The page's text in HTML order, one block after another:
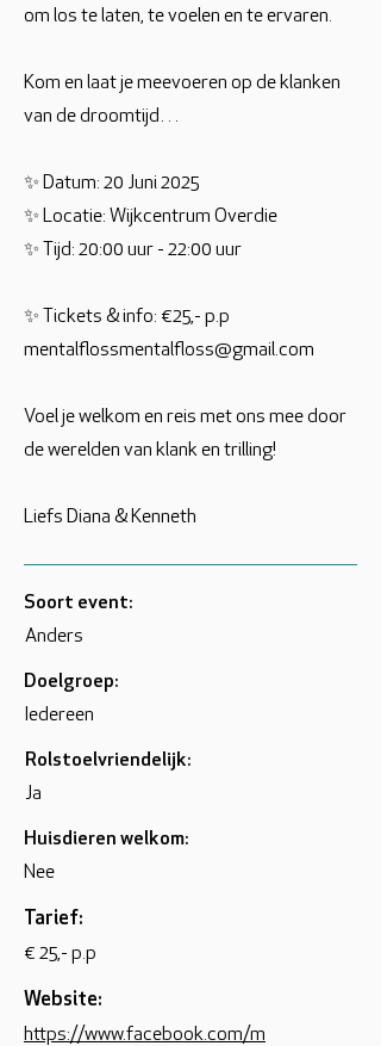
om los te laten, te voelen en te ervaren.
Kom en laat je meevoeren op de klanken
van de droomtijd…
✨ Datum: 20 Juni 2025
✨ Locatie: Wijkcentrum Overdie
✨ Tijd: 20:00 uur - 22:00 uur
✨ Tickets & info: €25,- p.p
mentalflossmentalfloss@gmail.com
Voel je welkom en reis met ons mee door
de werelden van klank en trilling!
Liefs Diana & Kenneth
Soort event:
Anders
Doelgroep:
Iedereen
Rolstoelvriendelijk:
Ja
Huisdieren welkom:
Nee
Tarief:
€ 25,- p.p
Website:
https://www.facebook.com/m